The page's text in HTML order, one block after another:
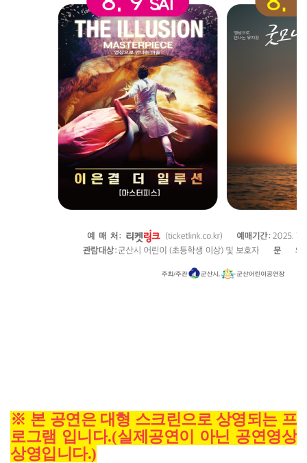
※ 본 공연은 대형 스크린으로 상영되는 프
로그램 입니다.(실제공연이 아닌 공연영상
상영입니다.)